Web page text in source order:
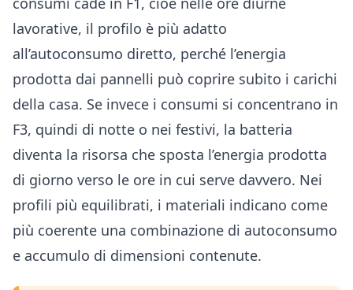
lavorative, il profilo è più adatto
all’autoconsumo diretto, perché l’energia
prodotta dai pannelli può coprire subito i carichi
della casa. Se invece i consumi si concentrano in
F3, quindi di notte o nei festivi, la batteria
diventa la risorsa che sposta l’energia prodotta
di giorno verso le ore in cui serve davvero. Nei
profili più equilibrati, i materiali indicano come
più coerente una combinazione di autoconsumo
e accumulo di dimensioni contenute.